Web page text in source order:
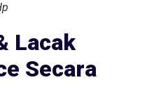
Lacak
Secara